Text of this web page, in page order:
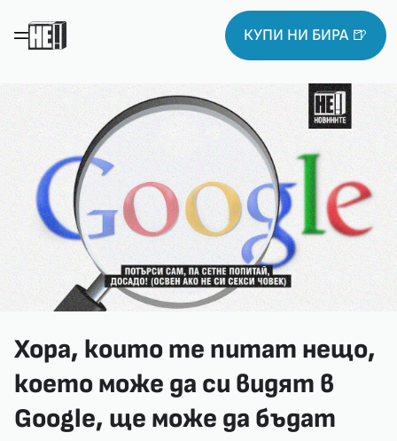
КУПИ НИ БИРА 🍺
Хора, които те питат нещо,
което може да си видят в
Google, ще може да бъдат